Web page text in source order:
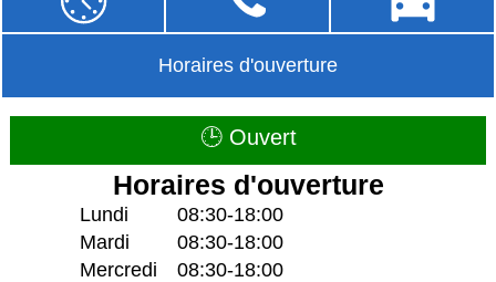
Horaires d'ouverture
🕒 Ouvert
Horaires d'ouverture
Lundi
08:30-18:00
Mardi
08:30-18:00
Mercredi
08:30-18:00